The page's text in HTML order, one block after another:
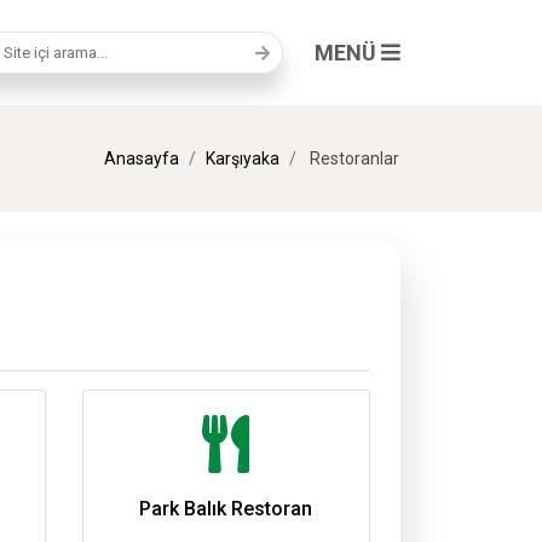
terimi MENÜ
Anasayfa Karşıyaka Restoranlar
Park Balık Restoran